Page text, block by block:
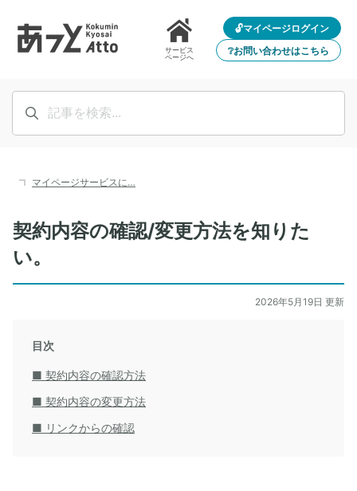
サービス
ページへ
🔓マイページログイン
❔お問い合わせはこちら
マイページサービスに…
契約内容の確認/変更方法を知りた
い。
2026年5月19日 更新
目次
■ 契約内容の確認方法
■ 契約内容の変更方法
■ リンクからの確認